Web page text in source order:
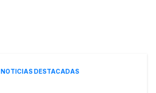
NOTICIAS DESTACADAS